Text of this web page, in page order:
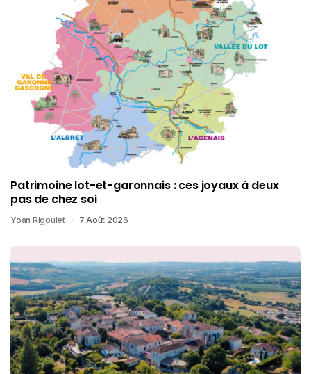
Patrimoine lot-et-garonnais : ces joyaux à deux
pas de chez soi
Yoan Rigoulet 7 Août 2026